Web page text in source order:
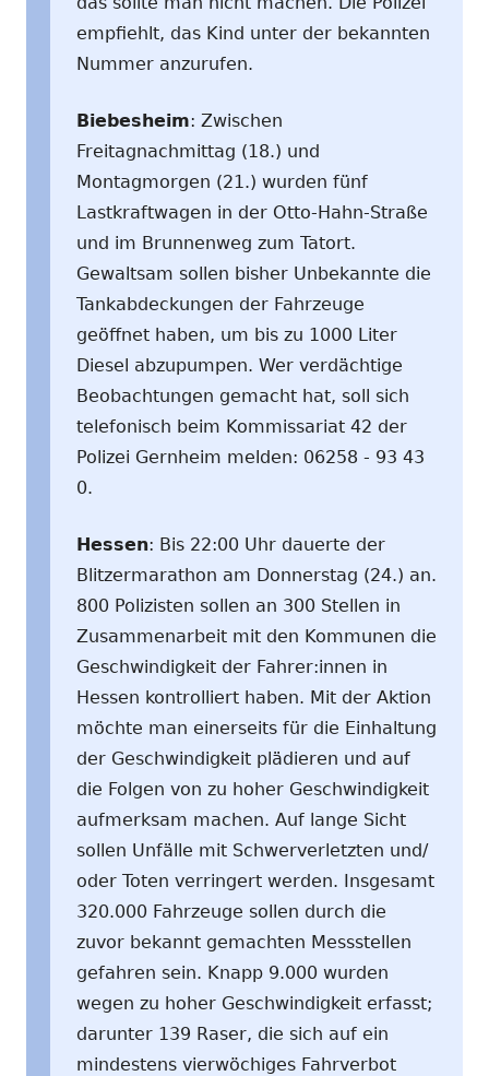
empfiehlt, das Kind unter der bekannten
Nummer anzurufen.
Biebesheim: Zwischen
Freitagnachmittag (18.) und
Montagmorgen (21.) wurden fünf
Lastkraftwagen in der Otto-Hahn-Straße
und im Brunnenweg zum Tatort.
Gewaltsam sollen bisher Unbekannte die
Tankabdeckungen der Fahrzeuge
geöffnet haben, um bis zu 1000 Liter
Diesel abzupumpen. Wer verdächtige
Beobachtungen gemacht hat, soll sich
telefonisch beim Kommissariat 42 der
Polizei Gernheim melden: 06258 - 93 43
0.
Hessen: Bis 22:00 Uhr dauerte der
Blitzermarathon am Donnerstag (24.) an.
800 Polizisten sollen an 300 Stellen in
Zusammenarbeit mit den Kommunen die
Geschwindigkeit der Fahrer:innen in
Hessen kontrolliert haben. Mit der Aktion
möchte man einerseits für die Einhaltung
der Geschwindigkeit plädieren und auf
die Folgen von zu hoher Geschwindigkeit
aufmerksam machen. Auf lange Sicht
sollen Unfälle mit Schwerverletzten und/
oder Toten verringert werden. Insgesamt
320.000 Fahrzeuge sollen durch die
zuvor bekannt gemachten Messstellen
gefahren sein. Knapp 9.000 wurden
wegen zu hoher Geschwindigkeit erfasst;
darunter 139 Raser, die sich auf ein
mindestens vierwöchiges Fahrverbot